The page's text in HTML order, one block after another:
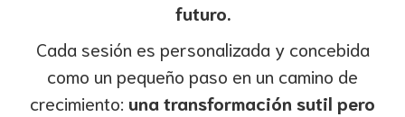
futuro.
Cada sesión es personalizada y concebida
como un pequeño paso en un camino de
crecimiento: una transformación sutil pero